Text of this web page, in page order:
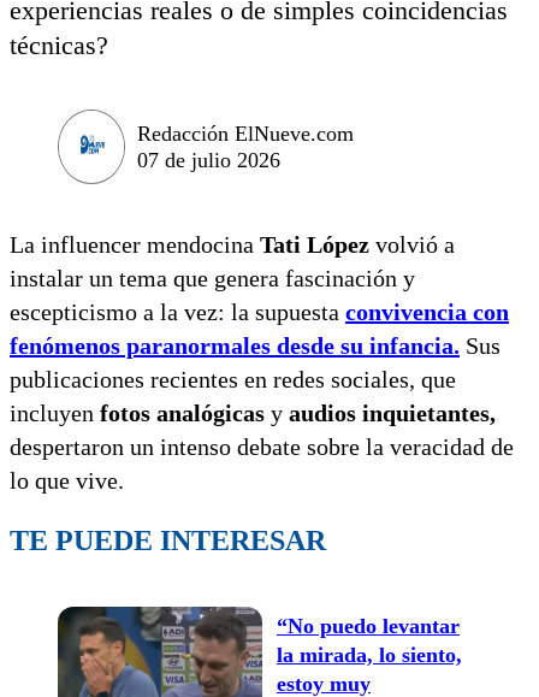
experiencias reales o de simples coincidencias
técnicas?
Redacción ElNueve.com
07 de julio 2026
La influencer mendocina Tati López volvió a
instalar un tema que genera fascinación y
escepticismo a la vez: la supuesta convivencia con
fenómenos paranormales desde su infancia. Sus
publicaciones recientes en redes sociales, que
incluyen fotos analógicas y audios inquietantes,
despertaron un intenso debate sobre la veracidad de
lo que vive.
TE PUEDE INTERESAR
“No puedo levantar
la mirada, lo siento,
estoy muy